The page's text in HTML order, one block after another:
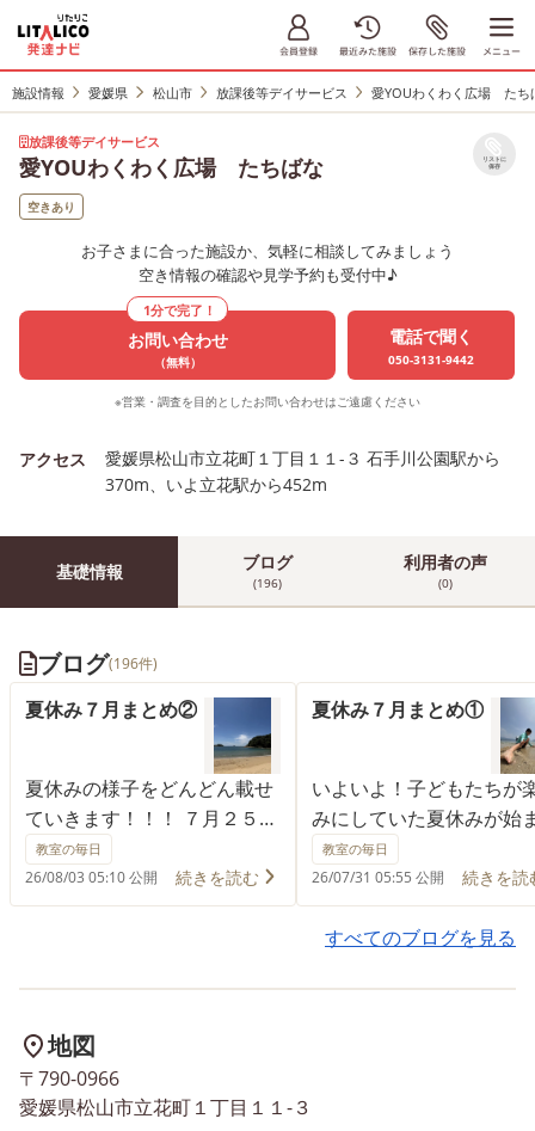
施設情報 愛媛県 松山市 放課後等デイサービス 愛YOUわくわく広場 たち
放課後等デイサービス
愛YOUわくわく広場 たちばな リストに
保存
空きあり
お子さまに合った施設か、気軽に相談してみましょう
空き情報の確認や見学予約も受付中♪
1分で完了！
お問い合わせ
（無料）
電話で聞く
050-3131-9442
※営業・調査を目的としたお問い合わせはご遠慮ください
アクセス
愛媛県松山市立花町１丁目１１-３ 石手川公園駅から
370m、いよ立花駅から452m
基礎情報 ブログ
(196)
利用者の声
(0)
ブログ(196件)
夏休み７月まとめ②
夏休みの様子をどんどん載せ
ていきます！！！ ７月２５日
は伊方ビジターズハウスに行
ったよ🎵 ミニゲームを楽しん
だり、３Dシアターも見れて
治にある鴨池海岸公園で海遊
びとスイカ割りをしたよ🍉 浮
き輪でプカプカ浮いたり、ボ
ール遊びなど思いっきり遊ん
だよ！ その後のスイカ割りで
教室の毎日
26/08/03 05:10 公開 続きを読む
夏休み７月まとめ①
いよいよ！子どもたちが
みにしていた夏休みが始
ました🌞 たちばな店舗で
休みの様子をこれからた
ん載せていこうと思いま
す！！！ ７月２０日は波
しに行きました🎵 しっか
教室の毎日
26/07/31 05:55 公開 続きを読
すべてのブログを見る
地図
〒790-0966
愛媛県松山市立花町１丁目１１-３